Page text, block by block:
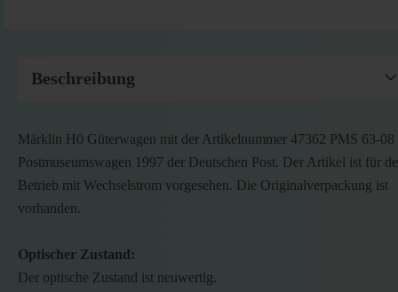
Beschreibung
Märklin H0 Güterwagen mit der Artikelnummer 47362 PMS 63-08
Postmuseumswagen 1997 der Deutschen Post. Der Artikel ist für
Betrieb mit Wechselstrom vorgesehen. Die Originalverpackung ist
vorhanden.
Optischer Zustand:
Der optische Zustand ist neuwertig.